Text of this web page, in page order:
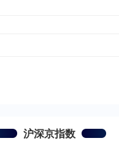
沪深京指数